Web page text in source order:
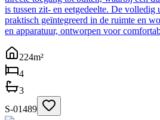
is tussen zit- en eetgedeelte. De volledig
praktisch geïntegreerd in de ruimte en
en apparatuur, ontworpen voor
224m²
4
3
S-01489